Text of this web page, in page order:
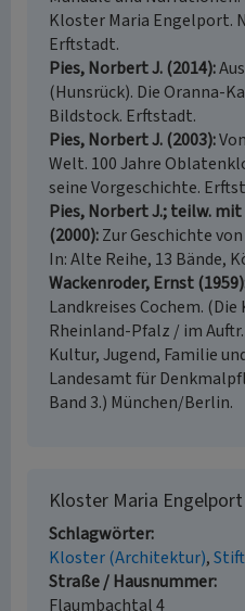
Kloster Maria Engelport.
Erftstadt.
Pies, Norbert J. (2014)
(Hunsrück). Die Oranna-
Bildstock. Erftstadt.
Pies, Norbert J. (2003)
Welt. 100 Jahre
seine Vorgeschichte.
Pies, Norbert J.; teilw. mit
(2000) Zur Geschichte
In: Alte Reihe, 13 Bände,
Wackenroder, Ernst (1959)
Landkreises Cochem.
Rheinland-Pfalz / im
Kultur, Jugend, Familie
Landesamt für
Band 3.) München/Berlin.
Kloster Maria
Schlagwörter
Kloster (Architektur)
Straße / Hausnummer
Flaumbachtal 4